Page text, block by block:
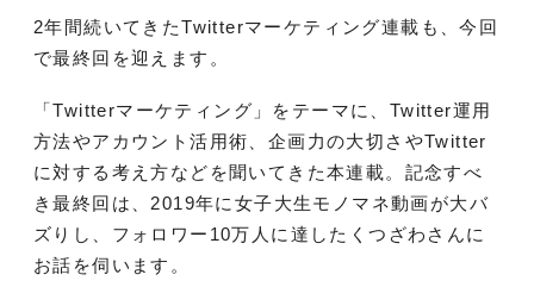
2年間続いてきたTwitterマーケティング連載も、今回
で最終回を迎えます。
「Twitterマーケティング」をテーマに、Twitter運用
方法やアカウント活用術、企画力の大切さやTwitter
に対する考え方などを聞いてきた本連載。記念すべ
き最終回は、2019年に女子大生モノマネ動画が大バ
ズりし、フォロワー10万人に達したくつざわさんに
お話を伺います。